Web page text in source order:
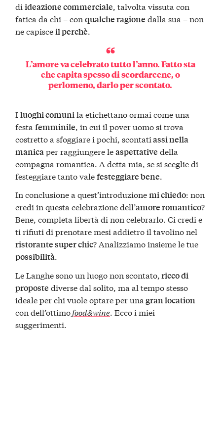
diideazione commerciale, talvolta vissuta con
fatica da chi – conqualche ragione dalla sua – non
ne capisceil perchè.
L’amore va celebrato tutto l’anno. Fatto sta
che capita spesso di scordarcene, o
perlomeno, darlo per scontato.
Iluoghi comunila etichettano ormai come una
festafemminile, in cui il pover uomo si trova
costretto a sfoggiare i pochi, scontatiassi nella
manicaper raggiungere leaspettative della
compagna romantica. A detta mia, se si sceglie di
festeggiare tanto valefesteggiare bene.
In conclusione a quest’introduzionemi chiedo: non
credi in questa celebrazione dell’amore romantico?
Bene, completa libertà di non celebrarlo. Ci credi e
ti rifiuti di prenotare mesi addietro il tavolino nel
ristorante super chic? Analizziamo insieme le tue
possibilità.
Le Langhe sono un luogo non scontato,ricco di
proposte diverse dal solito, ma al tempo stesso
ideale per chi vuole optare per una gran location
con dell’ottimofood&wine. Ecco i miei
suggerimenti.